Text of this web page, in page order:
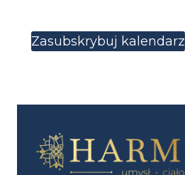
Zasubskrybuj kalendarz